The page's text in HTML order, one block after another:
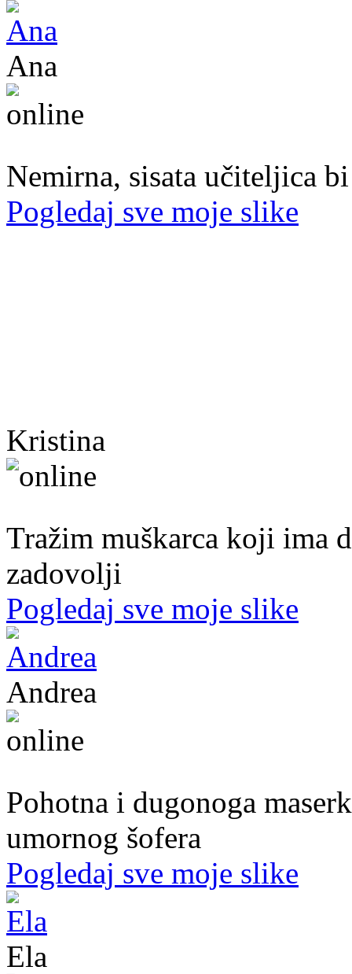
Ana
Nemirna, sisata učiteljica
Pogledaj sve moje slike
Kristina
Tražim muškarca koji ima
zadovolji
Pogledaj sve moje slike
Andrea
Pohotna i dugonoga
umornog šofera
Pogledaj sve moje slike
Ela